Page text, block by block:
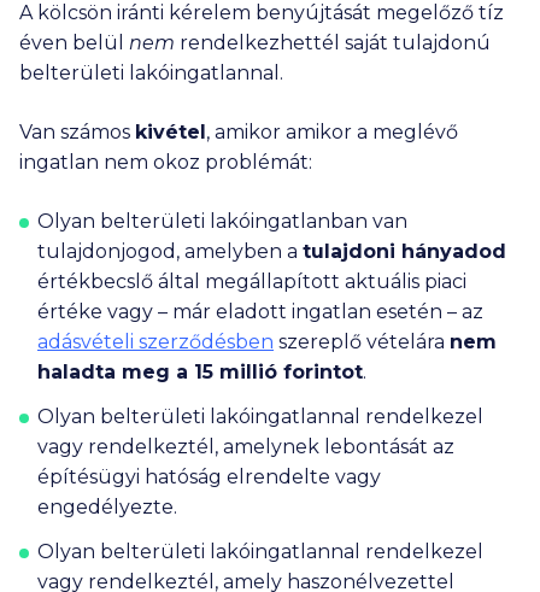
Szerepelsz a KHR-ben negatív
státusszal?
Van 5 000 forintot meghaladó
Nem
A megelőző 3 évben köteleztek vissza
nem térítendő lakáscélú állami
támogatás vagy államilag támogatott
lakáscélú kölcsön (például CSOK,
CSOK Plusz, Falusi CSOK)
kamattámogatásának
visszafizetésére?
Igen
A kölcsön iránti kérelem benyújtását megelőző tíz
éven belül nem rendelkezhettél saját tulajdonú
belterületi lakóingatlannal.
Van számos kivétel, amikor amikor a meglévő
ingatlan nem okoz problémát:
Olyan belterületi lakóingatlanban van
tulajdonjogod, amelyben a tulajdoni hányadod
értékbecslő által megállapított aktuális piaci
értéke vagy – már eladott ingatlan esetén – az
adásvételi szerződésben szereplő vételára nem
haladta meg a 15 millió forintot.
Olyan belterületi lakóingatlannal rendelkezel
vagy rendelkeztél, amelynek lebontását az
építésügyi hatóság elrendelte vagy
engedélyezte.
Olyan belterületi lakóingatlannal rendelkezel
vagy rendelkeztél, amely haszonélvezettel